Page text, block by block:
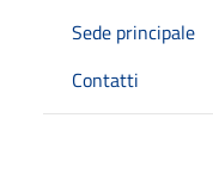
Sede principale
Contatti